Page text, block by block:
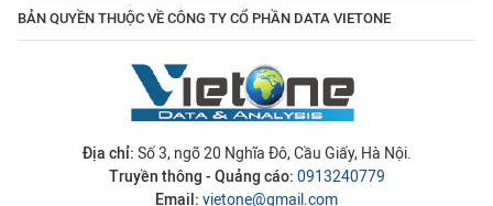
BẢN QUYỀN THUỘC VỀ CÔNG TY CỔ PHẦN DATA VIETONE
Địa chỉ: Số 3, ngõ 20 Nghĩa Đô, Cầu Giấy, Hà Nội.
Truyền thông - Quảng cáo: 0913240779
Email: vietone@gmail.com